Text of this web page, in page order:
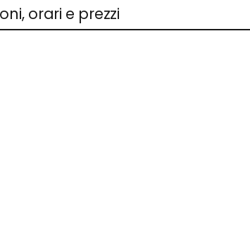
orari e prezzi